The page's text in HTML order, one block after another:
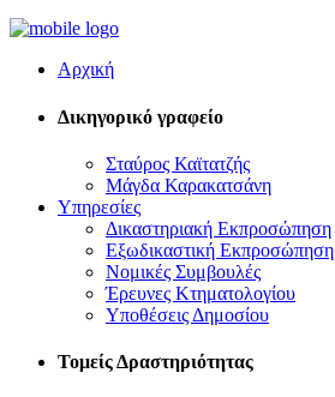
Αρχική
Δικηγορικό γραφείο
Σταύρος Καϊτατζής
Μάγδα Καρακατσάνη
Υπηρεσίες
Δικαστηριακή Εκπροσώπηση
Εξωδικαστική Εκπροσώπηση
Νομικές Συμβουλές
Έρευνες Κτηματολογίου
Υποθέσεις Δημοσίου
Τομείς Δραστηριότητας